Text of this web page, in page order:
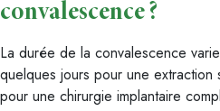
convalescence ?
La durée de la convalescence
quelques jours pour une extraction
pour une chirurgie implantaire